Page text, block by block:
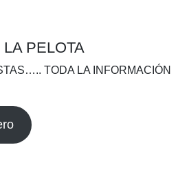
PELOTA
TODA LA INFORMACIÓN